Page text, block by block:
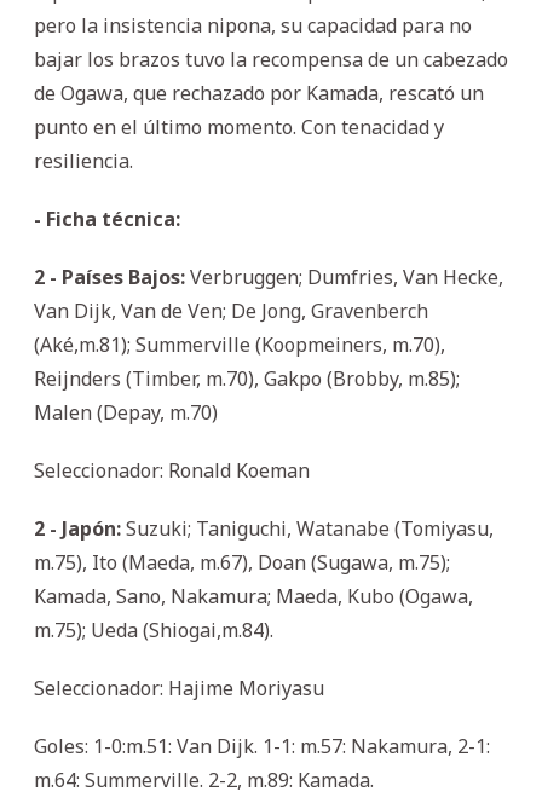
pero la insistencia nipona, su capacidad para no
bajar los brazos tuvo la recompensa de un cabezado
de Ogawa, que rechazado por Kamada, rescató un
punto en el último momento. Con tenacidad y
resiliencia.
- Ficha técnica:
2 - Países Bajos:Verbruggen; Dumfries, Van Hecke,
Van Dijk, Van de Ven; De Jong, Gravenberch
(Aké,m.81); Summerville (Koopmeiners, m.70),
Reijnders (Timber, m.70), Gakpo (Brobby, m.85);
Malen (Depay, m.70)
Seleccionador: Ronald Koeman
2 - Japón:Suzuki; Taniguchi, Watanabe (Tomiyasu,
m.75), Ito (Maeda, m.67), Doan (Sugawa, m.75);
Kamada, Sano, Nakamura; Maeda, Kubo (Ogawa,
m.75); Ueda (Shiogai,m.84).
Seleccionador: Hajime Moriyasu
Goles: 1-0:m.51: Van Dijk. 1-1: m.57: Nakamura, 2-1:
m.64: Summerville. 2-2, m.89: Kamada.